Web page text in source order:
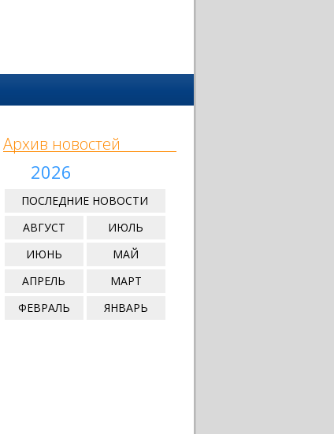
Архив новостей
2026
ПОСЛЕДНИЕ НОВОСТИ
АВГУСТ
ИЮЛЬ
ИЮНЬ
МАЙ
АПРЕЛЬ
МАРТ
ФЕВРАЛЬ
ЯНВАРЬ